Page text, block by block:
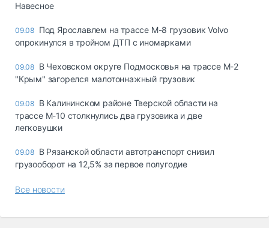
Навесное
09.08 Под Ярославлем на трассе М-8 грузовик Volvo
опрокинулся в тройном ДТП с иномарками
09.08 В Чеховском округе Подмосковья на трассе М-2
"Крым" загорелся малотоннажный грузовик
09.08 В Калининском районе Тверской области на
трассе М-10 столкнулись два грузовика и две
легковушки
09.08 В Рязанской области автотранспорт снизил
грузооборот на 12,5% за первое полугодие
Все новости